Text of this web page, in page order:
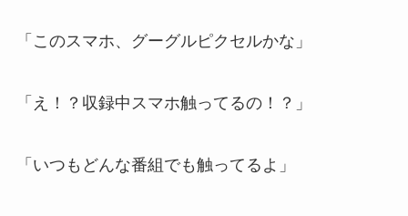
「このスマホ、グーグルピクセルかな」
「え！？収録中スマホ触ってるの！？」
「いつもどんな番組でも触ってるよ」